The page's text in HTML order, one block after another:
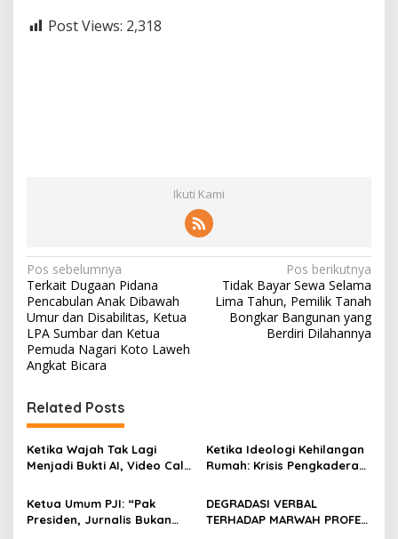
Post Views: 2,318
Ikuti Kami
N
a
v
i
g
a
s
i
p
o
s
Pos sebelumnya
Terkait Dugaan Pidana
Pencabulan Anak Dibawah
Umur dan Disabilitas, Ketua
LPA Sumbar dan Ketua
Pemuda Nagari Koto Laweh
Angkat Bicara
Pos berikutnya
Tidak Bayar Sewa Selama
Lima Tahun, Pemilik Tanah
Bongkar Bangunan yang
Berdiri Dilahannya
Related Posts
Ketika Wajah Tak Lagi
Menjadi Bukti AI, Video Call,
Digital Oleh: Ardy Mu’tamar
Ketika Ideologi Kehilangan
Rumah: Krisis Pengkaderan
dalam Bayang-Bayang
Kepemimpinan yang
Ketua Umum PJI: “Pak
Presiden, Jurnalis Bukan
DEGRADASI VERBAL
TERHADAP MARWAH PROFESI